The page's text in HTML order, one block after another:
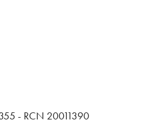
- RCN 20011390